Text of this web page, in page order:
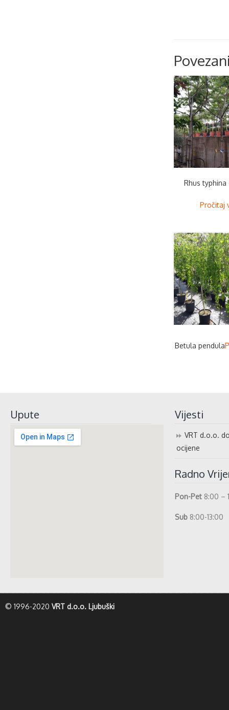
Rhus typhina
Pročitaj
Betula pendula
Upute Vijesti
VRT d.o.o.
ocijene
Radno
Pon-Pet 8:00 –
Sub 8:00-13:00
© 1996-2020 VRT d.o.o. Ljubuški